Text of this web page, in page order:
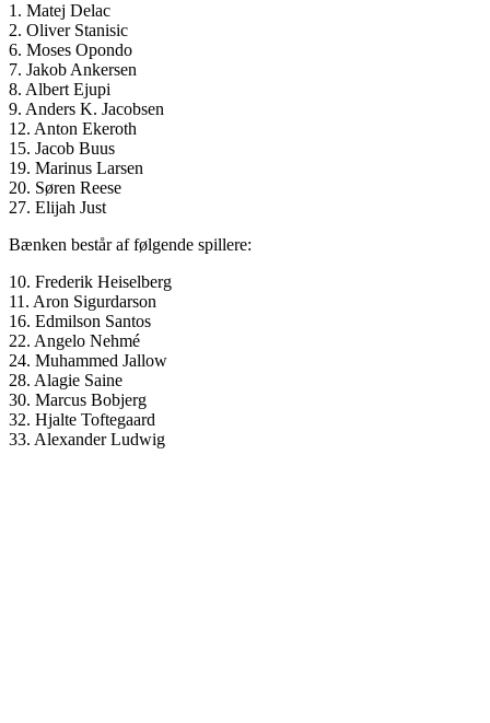
1. Matej Delac
2. Oliver Stanisic
6. Moses Opondo
7. Jakob Ankersen
8. Albert Ejupi
9. Anders K. Jacobsen
12. Anton Ekeroth
15. Jacob Buus
19. Marinus Larsen
20. Søren Reese
27. Elijah Just
Bænken består af følgende spillere:
10. Frederik Heiselberg
11. Aron Sigurdarson
16. Edmilson Santos
22. Angelo Nehmé
24. Muhammed Jallow
28. Alagie Saine
30. Marcus Bobjerg
32. Hjalte Toftegaard
33. Alexander Ludwig